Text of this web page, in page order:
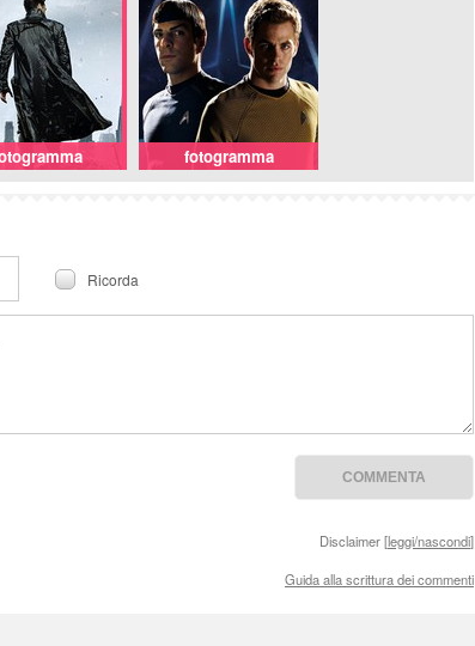
fotogramma
Ricorda
Disclaimer [leggi/nascondi]
Guida alla scrittura dei commenti